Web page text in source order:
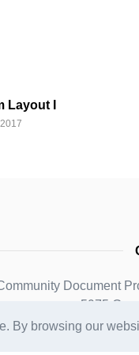
Layout I
By browsing our
Document
5975